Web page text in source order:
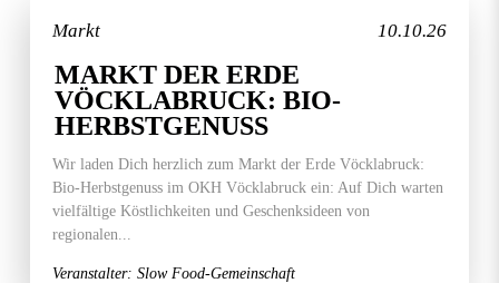
10.10.26
Markt
MARKT DER ERDE
VÖCKLABRUCK: BIO-
HERBSTGENUSS
Wir laden Dich herzlich zum Markt der Erde Vöcklabruck:
Bio-Herbstgenuss im OKH Vöcklabruck ein: Auf Dich warten
vielfältige Köstlichkeiten und Geschenksideen von
regionalen...
Veranstalter: Slow Food-Gemeinschaft